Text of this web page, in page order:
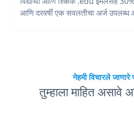
आणि दरवर्षी एक सवलतीचा अर्ज उपलब्ध
नेहमी विचारले जाणारे
तुम्हाला माहित असावे